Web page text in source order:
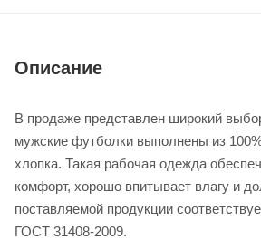
Описание
В продаже представлен широкий
мужские футболки выполнены из
хлопка. Такая рабочая одежда
комфорт, хорошо впитывает влагу и
поставляемой продукции
ГОСТ 31408-2009.